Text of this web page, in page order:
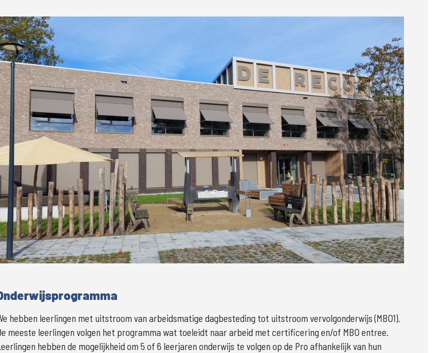
hebben leerlingen met uitstroom van arbeidsmatige dagbesteding tot uitstroom vervolgonderwijs (MBO1).
meeste leerlingen volgen het programma wat toeleidt naar arbeid met certificering en/of MBO entree.
hebben de mogelijkheid om 5 of 6 leerjaren onderwijs te volgen op de Pro afhankelijk van hun